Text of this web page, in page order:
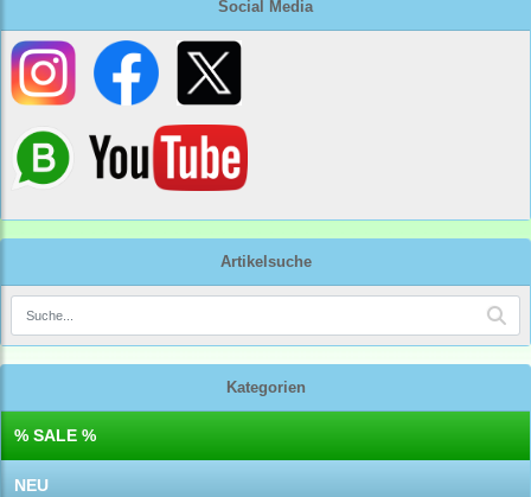
Social Media
Artikelsuche
Kategorien
% SALE %
NEU